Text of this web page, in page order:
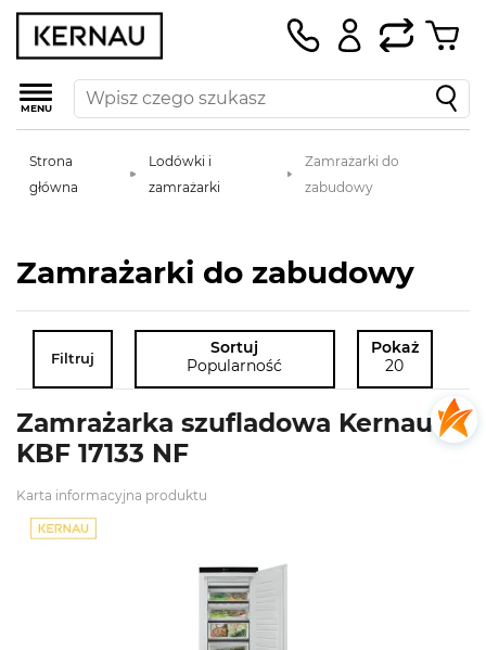
MENU
Strona
główna
Lodówki i
zamrażarki
Zamrażarki do
zabudowy
Zamrażarki do zabudowy
Filtruj
Sortuj
Popularność
Pokaż
20
Zamrażarka szufladowa Kernau
KBF 17133 NF
Karta informacyjna produktu